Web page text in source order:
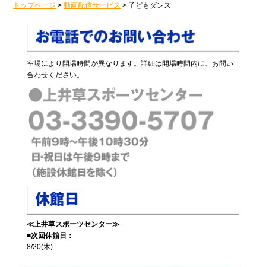
トップページ >動画配信サービス >子どもダンス
室場により開場時間が異なります。詳細は開場時間内に、お問い
合わせください。
≪上井草スポーツセンター≫
■次回休館日：
8/20(木)